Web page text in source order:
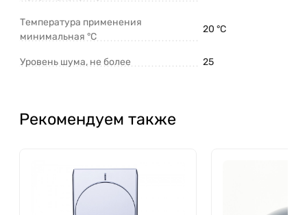
Температура применения
минимальная °C
20 °C
Уровень шума, не более 25
Рекомендуем также